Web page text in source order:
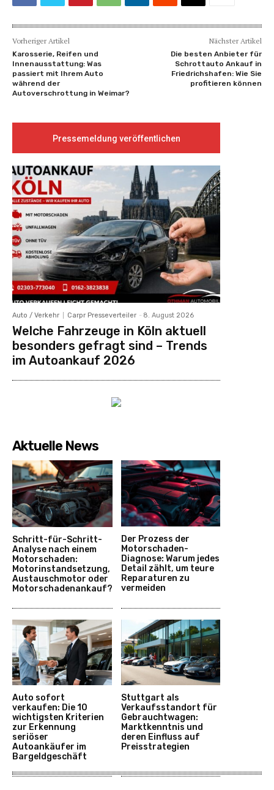
Vorheriger Artikel
Karosserie, Reifen und
Innenausstattung: Was
passiert mit Ihrem Auto
während der
Autoverschrottung in Weimar?
Nächster Artikel
Die besten Anbieter für
Schrottauto Ankauf in
Friedrichshafen: Wie Sie
profitieren können
Pressemeldung veröffentlichen
Auto / Verkehr Carpr Presseverteiler - 8. August 2026
Welche Fahrzeuge in Köln aktuell
besonders gefragt sind – Trends
im Autoankauf 2026
Aktuelle News
Schritt-für-Schritt-
Analyse nach einem
Motorschaden:
Motorinstandsetzung,
Austauschmotor oder
Motorschadenankauf?
Der Prozess der
Motorschaden-
Diagnose: Warum jedes
Detail zählt, um teure
Reparaturen zu
vermeiden
Auto sofort
verkaufen: Die 10
wichtigsten Kriterien
zur Erkennung
seriöser
Autoankäufer im
Bargeldgeschäft
Stuttgart als
Verkaufsstandort für
Gebrauchtwagen:
Marktkenntnis und
deren Einfluss auf
Preisstrategien